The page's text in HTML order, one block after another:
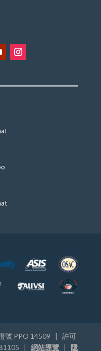
號 PPO 14509 | 許可
|網站導覽 | 隱